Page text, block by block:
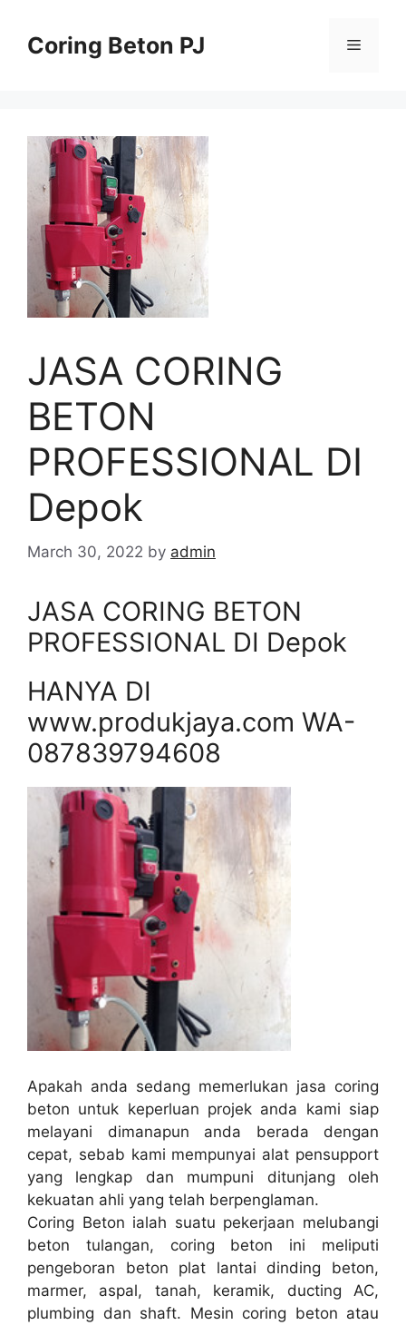
contentCoring Beton PJ Menu
JASA CORING
BETON
PROFESSIONAL DI
Depok
March 30, 2022 by admin
JASA CORING BETON
PROFESSIONAL DI Depok
HANYA DI
www.produkjaya.com WA-
087839794608
Apakah anda sedang memerlukan jasa coring
beton untuk keperluan projek anda kami siap
melayani dimanapun anda berada dengan
cepat, sebab kami mempunyai alat pensupport
yang lengkap dan mumpuni ditunjang oleh
kekuatan ahli yang telah berpenglaman.
Coring Beton ialah suatu pekerjaan melubangi
beton tulangan, coring beton ini meliputi
pengeboran beton plat lantai dinding beton,
marmer, aspal, tanah, keramik, ducting AC,
plumbing dan shaft. Mesin coring beton atau